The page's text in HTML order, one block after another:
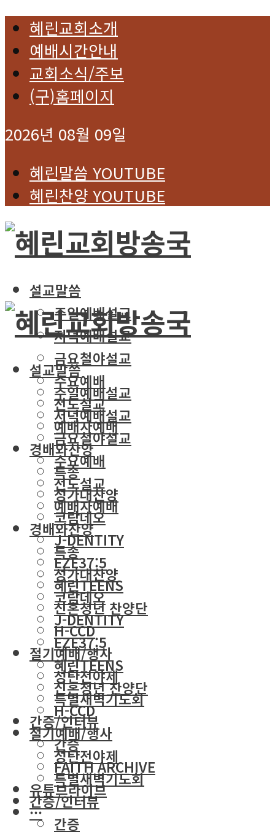
혜린교회소개
예배시간안내
교회소식/주보
(구)홈페이지
2026년 08월 09일
혜린말씀 YOUTUBE
혜린찬양 YOUTUBE
설교말씀
주일예배설교
저녁예배설교
금요철야설교
수요예배
전도설교
예배자예배
경배와찬양
특송
성가대찬양
코람데오
J-DENTITY
EZE37:5
혜린TEENS
신혼청년 찬양단
H-CCD
절기예배/행사
성탄전야제
특별새벽기도회
간증/인터뷰
간증
FAITH ARCHIVE
유튜브라이브
···
설교말씀
주일예배설교
저녁예배설교
금요철야설교
수요예배
전도설교
예배자예배
경배와찬양
특송
성가대찬양
코람데오
J-DENTITY
EZE37:5
혜린TEENS
신혼청년 찬양단
H-CCD
절기예배/행사
성탄전야제
특별새벽기도회
간증/인터뷰
간증